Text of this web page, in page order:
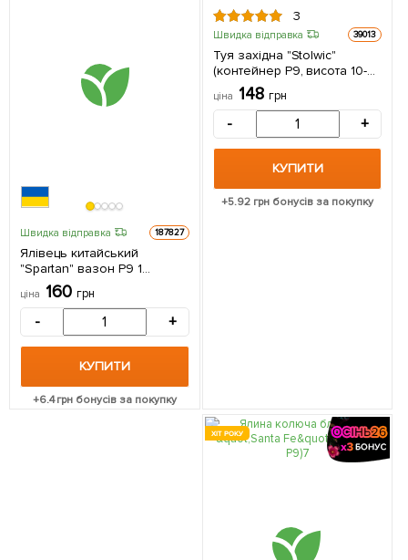
Швидка відправка 187827
Ялівець китайський
"Spartan" вазон P9 1
саджанець в упаковці
ціна 160 грн
- +
КУПИТИ
+6.4грн бонусів за покупку
3
Швидка відправка 39013
Туя західна "Stolwic"
(контейнер Р9, висота 10-
20 см) 1 саджанець в
упаковці
ціна 148 грн
- +
КУПИТИ
+5.92 грн бонусів за покупку
ХІТ РОКУ